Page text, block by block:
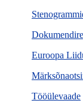
Euroopa
Tööülevaade